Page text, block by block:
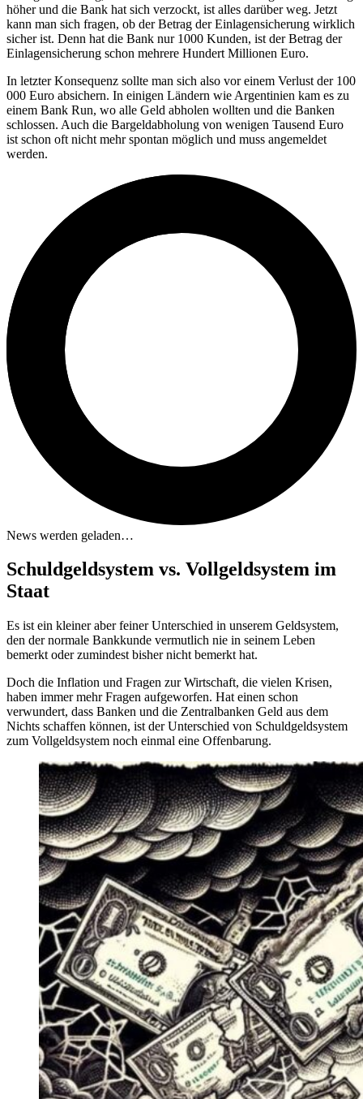
höher und die Bank hat sich verzockt, ist alles darüber weg. Jetzt
kann man sich fragen, ob der Betrag der Einlagensicherung wirklich
sicher ist. Denn hat die Bank nur 1000 Kunden, ist der Betrag der
Einlagensicherung schon mehrere Hundert Millionen Euro.
In letzter Konsequenz sollte man sich also vor einem Verlust der 100
000 Euro absichern. In einigen Ländern wie Argentinien kam es zu
einem Bank Run, wo alle Geld abholen wollten und die Banken
schlossen. Auch die Bargeldabholung von wenigen Tausend Euro
ist schon oft nicht mehr spontan möglich und muss angemeldet
werden.
News werden geladen…
Schuldgeldsystem vs. Vollgeldsystem im
Staat
Es ist ein kleiner aber feiner Unterschied in unserem Geldsystem,
den der normale Bankkunde vermutlich nie in seinem Leben
bemerkt oder zumindest bisher nicht bemerkt hat.
Doch die Inflation und Fragen zur Wirtschaft, die vielen Krisen,
haben immer mehr Fragen aufgeworfen. Hat einen schon
verwundert, dass Banken und die Zentralbanken Geld aus dem
Nichts schaffen können, ist der Unterschied von Schuldgeldsystem
zum Vollgeldsystem noch einmal eine Offenbarung.